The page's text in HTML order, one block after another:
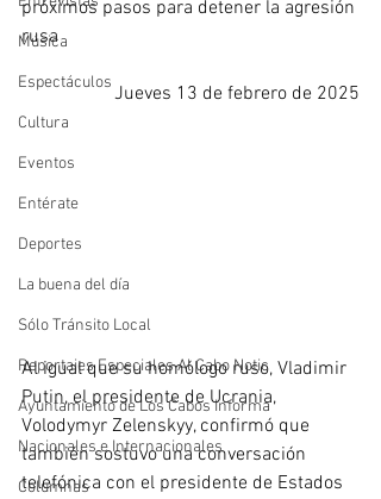
Música
Espectáculos
Cultura
Eventos
Entérate
Deportes
La buena del día
Sólo Tránsito Local
Reportajes Especiales Al Cabo Notic
Ayuntamiento de Los Cabos Informa
Nacionales e Internacionales
Columnas
próximos pasos para detener la agresión
rusa
Jueves 13 de febrero de 2025
Al igual que su homólogo ruso, Vladimir
Putin, el presidente de Ucrania,
Volodymyr Zelenskyy, confirmó que
también sostuvo una conversación
telefónica con el presidente de Estados